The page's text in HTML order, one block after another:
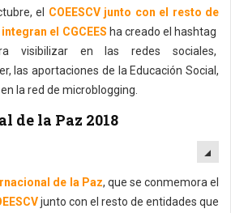
el COEESCV junto con el resto de
el CGCEES ha creado el hashtag
visibilizar en las redes sociales,
las aportaciones de la Educación Social,
la red de microblogging.
de la Paz 2018
de la Paz, que se conmemora el
junto con el resto de entidades que